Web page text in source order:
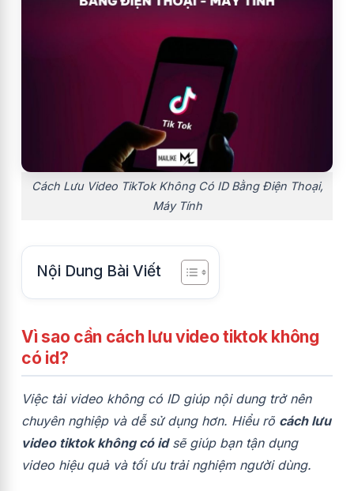
Cách Lưu Video TikTok Không Có ID Bằng Điện Thoại,
Máy Tính
Nội Dung Bài Viết
Vì sao cần cách lưu video tiktok không
có id?
Việc tải video không có ID giúp nội dung trở nên
chuyên nghiệp và dễ sử dụng hơn. Hiểu rõ cách lưu
video tiktok không có idsẽ giúp bạn tận dụng
video hiệu quả và tối ưu trải nghiệm người dùng.